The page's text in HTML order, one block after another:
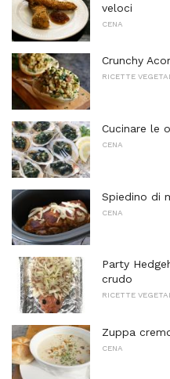
veloci
CENA
Crunchy
RICETTE
Cucinare le
CENA
Spiedino di
CENA
Party
crudo
RICETTE
Zuppa
CENA